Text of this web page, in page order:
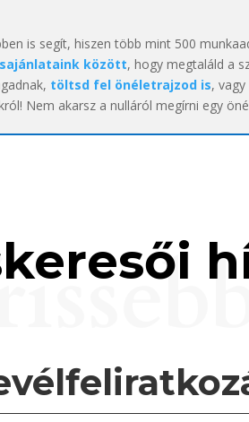
is segít, hiszen több mint 500
között, hogy megtaláld a
töltsd fel önéletrajzod is, vagy
Nem akarsz a nulláról megírni egy